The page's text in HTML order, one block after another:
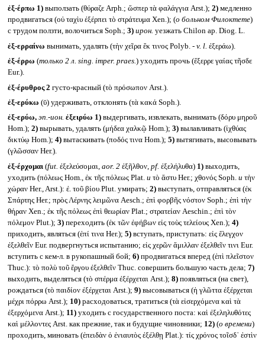
ἐξ-έρπω 1)выползать (θύραζε Arph.; ὥσπερ τὰ φαλάγγια Arst.); 2)медленно
продвигаться (οὐ ταχὶυ ἐξέρπει τὸ στράτευμα Xen.); (о больном Филоктете)
с трудом ползти, волочиться Soph.; 3) ирон. уезжать Chilon ap. Diog. L.
ἐξ-ερραίνω вынимать, удалять (τὴν χεῖρα ἔκ τινος Polyb. - v. l. ἐξεράω).
ἐξ-έρρω (только 2 л. sing. imper. praes.) уходить прочь (ἔξερρε γαίας τῆσδε
Eur.).
ἐξ-έρυθρος 2 густо-красный (τὸ πρόσωπον Arst.).
ἐξ-ερύκω (ῡ) удерживать, отклонять (τὰ κακά Soph.).
ἐξ-ερύω, эп.-ион. ἐξειρύω 1)выдергивать, извлекать, вынимать (δόρυ μηροῦ
Hom.); 2)вырывать, удалять (μήδεα χαλκῷ Hom.); 3)вылавливать (ἰχθύας
δικτύῳ Hom.); 4)вытаскивать (ποδός τινα Hom.); 5)вытягивать, высовывать
(γλῶσσαν Her.).
ἐξ-έρχομαι (fut. ἐξελεύσομαι, aor. 2ἐξῆλθον, pf. ἐξελήλυθα) 1)выходить,
уходить (πόλεως Hom., ἐκ τῆς πόλεως Plat. и τὸ ἄστυ Her.; χθονός Soph. и τὴν
χώραν Her., Arst.): ἐ. τοῦ βίου Plut. умирать; 2)выступать, отправляться (ἐκ
Σπάρτης Her.; πρὸς Λέρνης λειμῶνα Aesch.; ἐπὶ φορβῆς νόστον Soph.; ἐπὶ τὴν
θήραν Xen.; ἐκ τῆς πόλεως ἐπὶ θεωρίαν Plat.; στρατείαν Aeschin.; ἐπὶ τὸν
πόλεμον Plut.); 3)переходить (ἐκ τῶν ἐφήβων εἰς τοὺς τελείους Xen.); 4)
приходить, являться (ἐπί τινα Her.); 5)вступать, приступать: εἰς ἔλεγχον
ἐξελθεῖν Eur. подвергнуться испытанию; εἰς χερῶν ἅμιλλαν ἐξελθεῖν τινι Eur.
вступить с кем-л. в рукопашный бой; 6)продвигаться вперед (ἐπὶ πλεῖστον
Thuc.): τὸ πολὺ τοῦ ἔργου ἐξελθεῖν Thuc. совершить большую часть дела; 7)
выходить, выделяться (τὸ σπέρμα ἐξέρχεται Arst.); 8)появляться (на свет),
рождаться (τὸ παιδίον ἐξέρχεται Arst.); 9)высовываться (ἡ γλῶττα ἐξέρχεται
μέχρι πόρρω Arst.); 10)расходоваться, тратиться (τὰ εἰσερχόμενα καὶ τὰ
ἐξερχόμενα Arst.); 11)уходить с государственного поста: καὶ ἐξεληλυθότες
καὶ μέλλοντες Arst. как прежние, так и будущие чиновники; 12)(о времени)
проходить, миновать (ἐπειδὰν ὁ ἐνιαυτὸς ἐξέλθῃ Plat.): τίς χρόνος τοῖσδ᾽ ἐστὶν